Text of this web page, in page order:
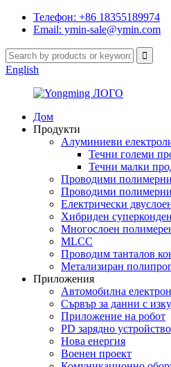
Телефон: +86 18355189974
Email: ymin-sale@ymin.com
English
Дом
Продукти
Алуминиеви
Течни големи
Течни малки
Проводими полимерни
Проводими полимерни
Електрически
Хибриден
Многослоен
MLCC
Проводим танталов
Метализиран
Приложения
Автомобилна
Сървър за данни с
Приложение на робот
PD зарядно устройство
Нова енергия
Военен проект